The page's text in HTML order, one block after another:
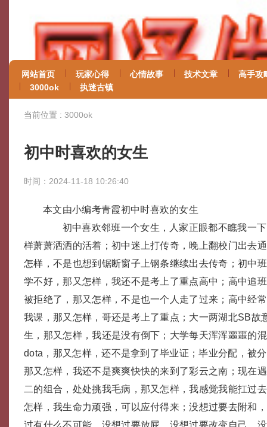
网站首页 玩家心得 心情故事 技术文章
高手攻
3000ok
执迷古镇
当前位置 : 3000ok
初中时喜欢的女生
时间：2024-11-18 10:26:40
本文由小编考青霞初中时喜欢的女生
初中喜欢邻班一个女生，人家正眼都不瞧我一下
样萧萧洒洒的活着；初中迷上打传奇，晚上翻校门出去
怎样，不是也想到锯断窗子上钢条继续出去传奇；初中
学不好，那又怎样，我还不是考上了重点高中；高中追
被拒绝了，那又怎样，不是也一个人走了过来；高中经
我课，那又怎样，哥还是考上了重点；大一两湖北SB故
生，那又怎样，我还是没有倒下；大学每天浑浑噩噩的
dota，那又怎样，还不是拿到了毕业证；毕业分配，被
那又怎样，我还不是爽爽快快的来到了彩云之南；现在
二的组合，处处挑我毛病，那又怎样，我感觉我能扛过
怎样，我生命力顽强，可以应付得来；没想过要去附和
过有什么不可能，没想过要放屁，没想过要改变自己，